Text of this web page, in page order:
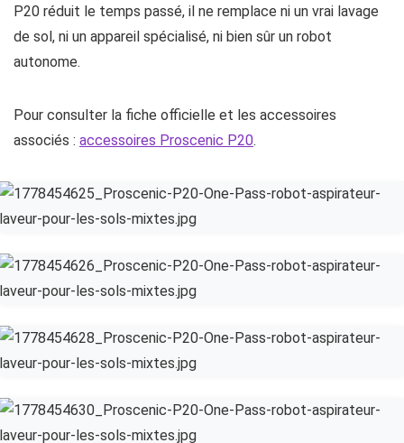
P20 réduit le temps passé, il ne remplace ni un vrai lavage
de sol, ni un appareil spécialisé, ni bien sûr un robot
autonome.
Pour consulter la fiche officielle et les accessoires
associés : accessoires Proscenic P20.